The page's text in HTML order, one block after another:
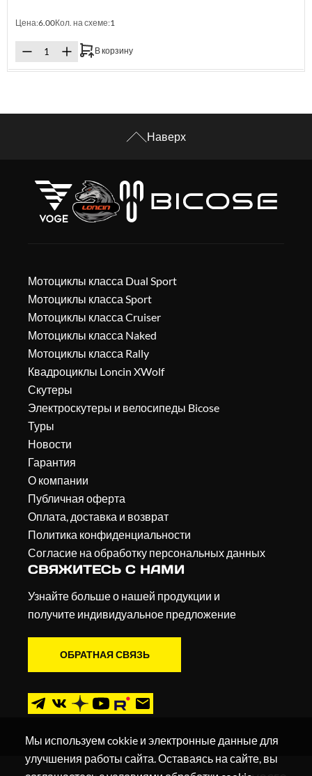
Цена:6.00Кол. на схеме:1
В корзину
Наверх
Мотоциклы класса Dual Sport
Мотоциклы класса Sport
Мотоциклы класса Cruiser
Мотоциклы класса Naked
Мотоциклы класса Rally
Квадроциклы Loncin XWolf
Скутеры
Электроскутеры и велосипеды Bicose
Туры
Новости
Гарантия
О компании
Публичная оферта
Оплата, доставка и возврат
Политика конфиденциальности
Согласие на обработку персональных данных
СВЯЖИТЕСЬ С НАМИ
Узнайте больше о нашей продукции и
получите индивидуальное предложение
ОБРАТНАЯ СВЯЗЬ
Мы используем cokkie и электронные данные для
улучшения работы сайта. Оставаясь на сайте, вы